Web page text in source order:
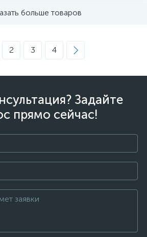
больше товаров
2 3 4
Задайте
прямо сейчас!